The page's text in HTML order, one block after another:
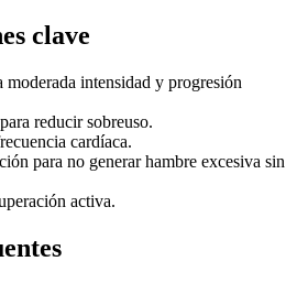
clave
moderada intensidad y progresión
reducir sobreuso.
cardíaca.
para no generar hambre excesiva sin
activa.